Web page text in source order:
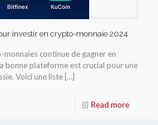
investir en crypto-monnaie 2024
monnaies continue de gagner en
bonne plateforme est crucial pour une
Voici une liste […]
Read more